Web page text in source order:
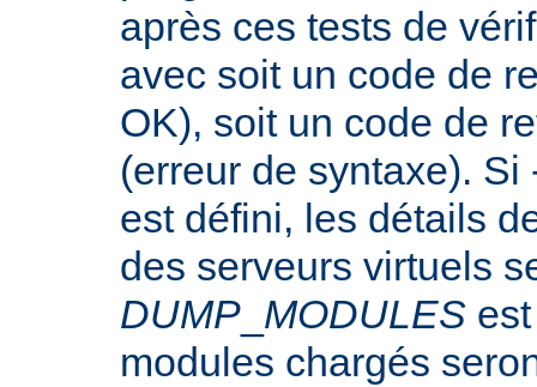
après ces tests de
avec soit un code de
OK), soit un code de
(erreur de syntaxe).
est défini, les détails
des serveurs virtuels
DUMP MODULES
modules chargés